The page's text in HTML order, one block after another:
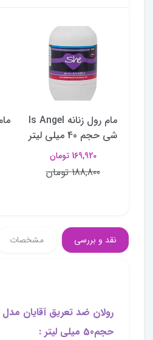
مام رول زنانه Is Angel
شی حجم 40 میلی لیتر
169,920 تومان
188,800 تومان
نقد و بررسی مشخصات
حجم50 میلی لیتر :